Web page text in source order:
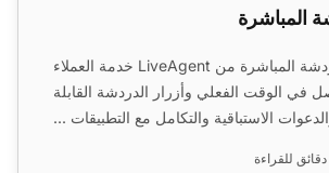
المباشرة
يعزز برنامج الدردشة المباشرة من LiveAgent خدمة العملاء
في الوقت الفعلي وأزرار الدردشة القابلة
الاستباقية والتكامل مع التطبيقات ...